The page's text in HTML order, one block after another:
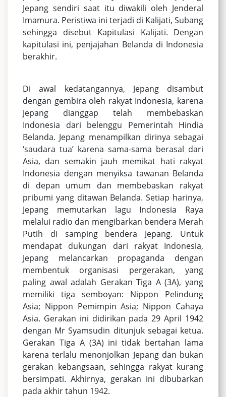
Jepang sendiri saat itu diwakili oleh Jenderal
Imamura. Peristiwa ini terjadi di Kalijati, Subang
sehingga disebut Kapitulasi Kalijati. Dengan
kapitulasi ini, penjajahan Belanda di Indonesia
berakhir.
Di awal kedatangannya, Jepang disambut
dengan gembira oleh rakyat Indonesia, karena
Jepang dianggap telah membebaskan
Indonesia dari belenggu Pemerintah Hindia
Belanda. Jepang menampilkan dirinya sebagai
‘saudara tua’ karena sama-sama berasal dari
Asia, dan semakin jauh memikat hati rakyat
Indonesia dengan menyiksa tawanan Belanda
di depan umum dan membebaskan rakyat
pribumi yang ditawan Belanda. Setiap harinya,
Jepang memutarkan lagu Indonesia Raya
melalui radio dan mengibarkan bendera Merah
Putih di samping bendera Jepang. Untuk
mendapat dukungan dari rakyat Indonesia,
Jepang melancarkan propaganda dengan
membentuk organisasi pergerakan, yang
paling awal adalah Gerakan Tiga A (3A), yang
memiliki tiga semboyan: Nippon Pelindung
Asia; Nippon Pemimpin Asia; Nippon Cahaya
Asia. Gerakan ini didirikan pada 29 April 1942
dengan Mr Syamsudin ditunjuk sebagai ketua.
Gerakan Tiga A (3A) ini tidak bertahan lama
karena terlalu menonjolkan Jepang dan bukan
gerakan kebangsaan, sehingga rakyat kurang
bersimpati. Akhirnya, gerakan ini dibubarkan
pada akhir tahun 1942.